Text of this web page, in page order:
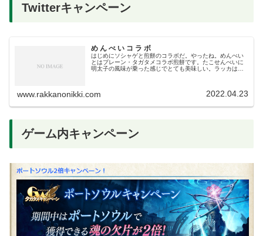
Twitterキャンペーン
め ん べ い コ ラ ボ
はじめにソシャゲと煎餅のコラボだ。やったね。めんべい
とはプレーン・タガタメコラボ煎餅です。たこせんべいに
明太子の風味が乗った感じでとても美味しい。ラッカはそ
www.rakkanonikki.com 2022.04.23
ゲーム内キャンペーン